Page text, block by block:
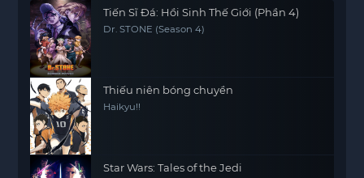
Tiến Sĩ Đá: Hồi Sinh Thế Giới (Phần 4)
Dr. STONE (Season 4)
Thiếu niên bóng chuyền
Haikyu!!
Star Wars: Tales of the Jedi